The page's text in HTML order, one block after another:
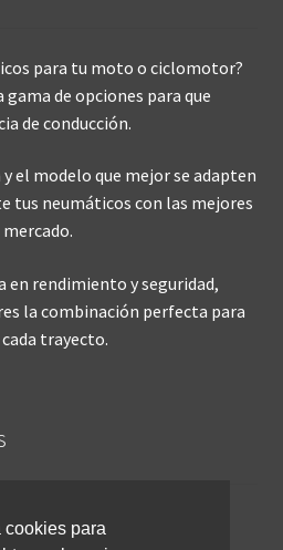
para tu moto o ciclomotor?
de opciones para que
de conducción.
el modelo que mejor se adapten
tus neumáticos con las mejores
en rendimiento y seguridad,
la combinación perfecta para
trayecto.
cookies para